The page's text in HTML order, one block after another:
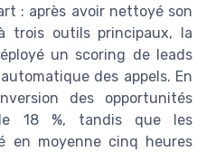
: après avoir nettoyé son
trois outils principaux, la
un scoring de leads
des appels. En
des opportunités
18 %, tandis que les
en moyenne cinq heures